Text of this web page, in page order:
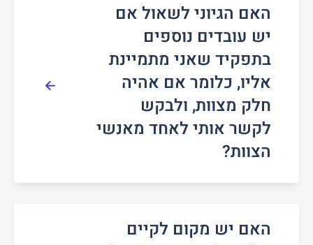
האם הגיוני לשאול אם
יש עובדים נוספים
בתפקיד שאני מתמיינת
אליו, כלומר אם אהיה
חלק מצוות, ולבקש
לקשר אותי לאחד מאנשי
הצוות?
האם יש מקום לקיים